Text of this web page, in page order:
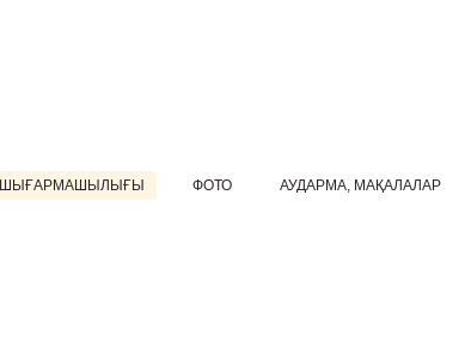
ШЫҒАРМАШЫЛЫҒЫ ФОТО АУДАРМА, МАҚАЛАЛАР